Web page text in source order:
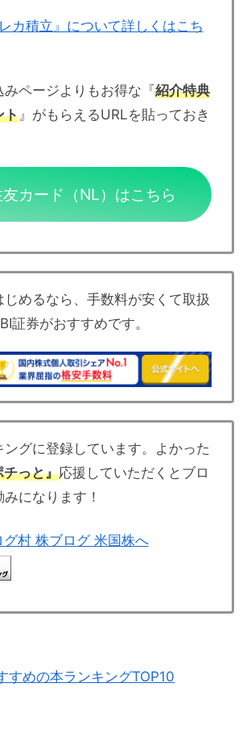
カ積立』について詳しくはこち
ページよりもお得な『紹介特典
ト』がもらえるURLを貼っておき
カード（NL）はこちら
めるなら、手数料が安くて取扱
証券がおすすめです。
ングに登録しています。よかった
チっと』応援していただくとブロ
になります！
すめの本ランキングTOP10